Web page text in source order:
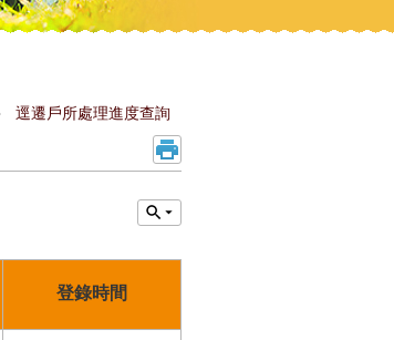
逕遷戶所處理進度查詢
登錄時間